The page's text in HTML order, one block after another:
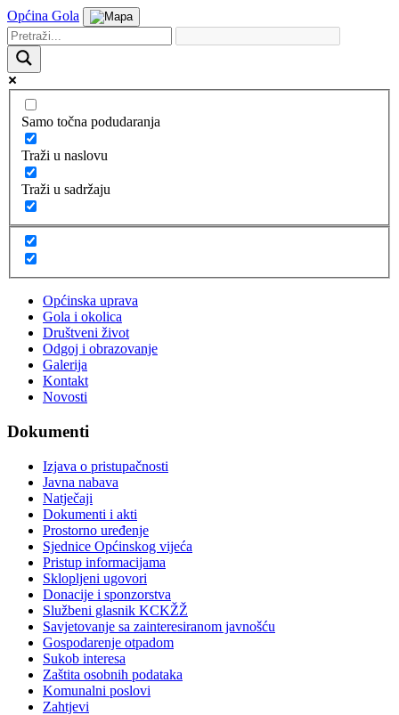
Općina Gola
Samo točna podudaranja
Traži u naslovu
Traži u sadržaju
Općinska uprava
Gola i okolica
Društveni život
Odgoj i obrazovanje
Galerija
Kontakt
Novosti
Dokumenti
Izjava o pristupačnosti
Javna nabava
Natječaji
Dokumenti i akti
Prostorno uređenje
Sjednice Općinskog vijeća
Pristup informacijama
Sklopljeni ugovori
Donacije i sponzorstva
Službeni glasnik KCKŽŽ
Savjetovanje sa zainteresiranom javnošću
Gospodarenje otpadom
Sukob interesa
Zaštita osobnih podataka
Komunalni poslovi
Zahtjevi